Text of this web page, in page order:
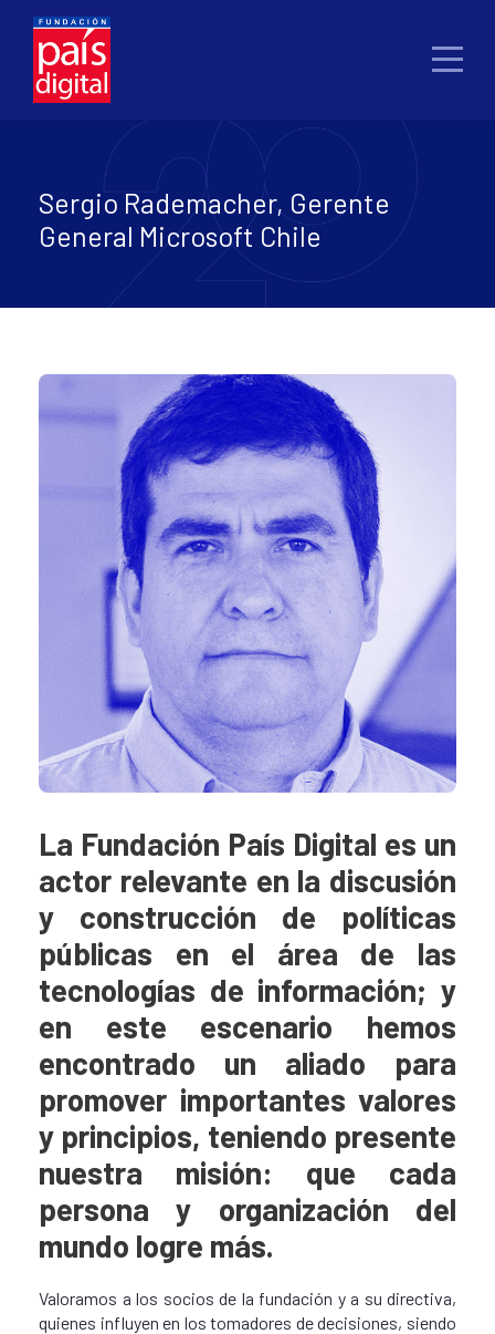
Sergio Rademacher, Gerente
General Microsoft Chile
La Fundación País Digital es un
actor relevante en la discusión
y construcción de políticas
públicas en el área de las
tecnologías de información; y
en este escenario hemos
encontrado un aliado para
promover importantes valores
y principios, teniendo presente
nuestra misión: que cada
persona y organización del
mundo logre más.
Valoramos a los socios de la fundación y a su directiva,
quienes influyen en los tomadores de decisiones, siendo